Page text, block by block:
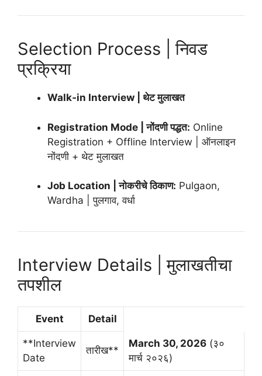
Selection Process | निवड
प्रक्रिया
Walk‑in Interview | थेट मुलाखत
Registration Mode | नोंदणी पद्धत: Online
Registration + Offline Interview | ऑनलाइन
नोंदणी + थेट मुलाखत
Job Location | नोकरीचे ठिकाण: Pulgaon,
Wardha | पुलगाव, वर्धा
Interview Details | मुलाखतीचा
तपशील
Event Detail
**Interview
Date
तारीख**
March 30, 2026 (३०
मार्च २०२६)